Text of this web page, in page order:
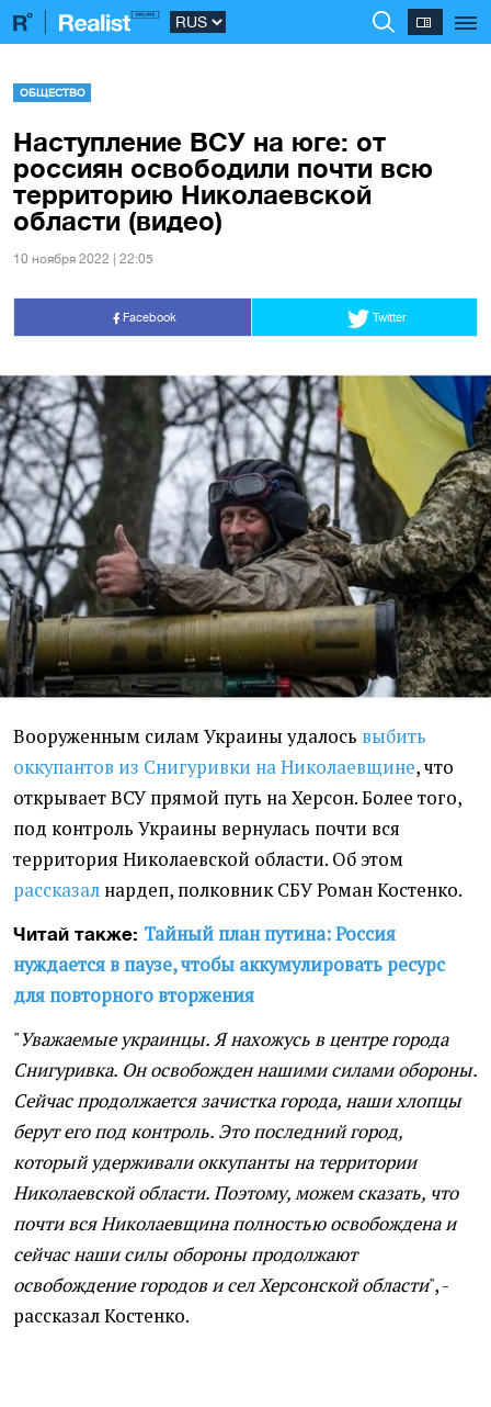
ОБЩЕСТВО
Наступление ВСУ на юге: от
россиян освободили почти всю
территорию Николаевской
области (видео)
10 ноября 2022 | 22:05
Facebook Twitter
Вооруженным силам Украины удалось выбить
оккупантов из Снигуривки на Николаевщине, что
открывает ВСУ прямой путь на Херсон. Более того,
под контроль Украины вернулась почти вся
территория Николаевской области. Об этом
рассказал нардеп, полковник СБУ Роман Костенко.
Читай также: Тайный план путина: Россия
нуждается в паузе, чтобы аккумулировать ресурс
для повторного вторжения
"Уважаемые украинцы. Я нахожусь в центре города
Снигуривка. Он освобожден нашими силами обороны.
Сейчас продолжается зачистка города, наши хлопцы
берут его под контроль. Это последний город,
который удерживали оккупанты на территории
Николаевской области. Поэтому, можем сказать, что
почти вся Николаевщина полностью освобождена и
сейчас наши силы обороны продолжают
освобождение городов и сел Херсонской области", -
рассказал Костенко.